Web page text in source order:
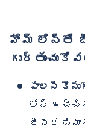
హోమ్ లోన్‌తో జీవిత బీమాను ఎంచుకునే ముందు
పాలసీ
లోన్ ఇచ్చిన
జీవిత